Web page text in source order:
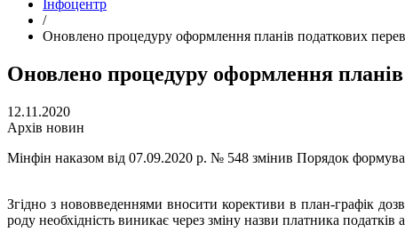
Інфоцентр
/
Оновлено процедуру оформлення планів податкових
Оновлено процедуру оформлення планів
12.11.2020
Архів новин
Мінфін наказом від 07.09.2020 р. № 548 змінив Порядок
Згідно з нововведеннями вносити корективи в план-графік
роду необхідність виникає через зміну назви платника